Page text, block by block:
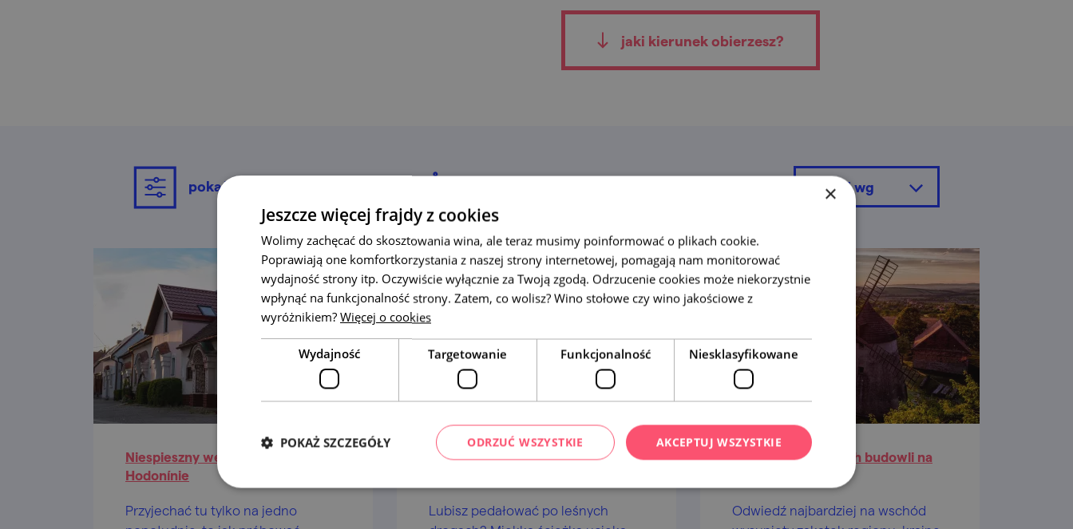
jaki kierunek obierzesz?
pokaż filtrowanie sortuj wg
Niespieszny weekend w
Hodonínie
Przyjechać tu tylko na jedno
Rowerem po boskovickich
Lubisz pedałować po leśnych
Śladami kamiennych budowli na
Odwiedź najbardziej na wschód
×
Jeszcze więcej frajdy z cookies
Wolimy zachęcać do skosztowania wina, ale teraz musimy poinformować o plikach cookie.
Poprawiają one komfortkorzystania z naszej strony internetowej, pomagają nam monitorować
wydajność strony itp. Oczywiście wyłącznie za Twoją zgodą. Odrzucenie cookies może niekorzystnie
wpłynąć na funkcjonalność strony. Zatem, co wolisz? Wino stołowe czy wino jakościowe z
wyróżnikiem? Więcej o cookies
Wydajność Targetowanie Funkcjonalność Niesklasyfikowane
AKCEPTUJ WSZYSTKIE
ODRZUĆ WSZYSTKIE
POKAŻ SZCZEGÓŁY